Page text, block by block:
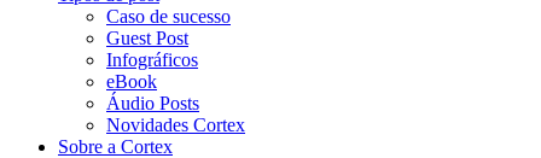
Caso de sucesso
Guest Post
Infográficos
eBook
Áudio Posts
Novidades Cortex
Sobre a Cortex